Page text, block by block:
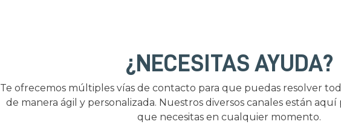
¿NECESITAS AYUDA?
Te ofrecemos múltiples vías de contacto para que puedas resolver
de manera ágil y personalizada. Nuestros diversos canales están
que necesitas en cualquier momento.